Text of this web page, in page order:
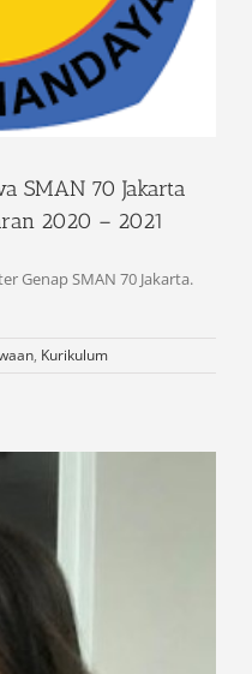
SMAN 70 Jakarta
2020 – 2021
Genap SMAN 70 Jakarta.
, Kurikulum